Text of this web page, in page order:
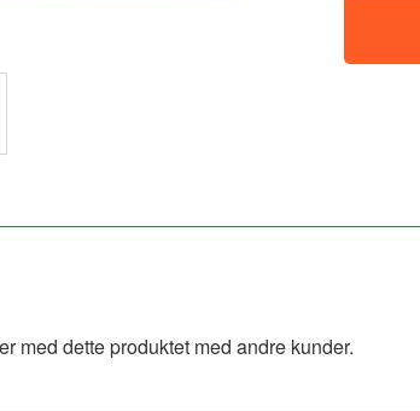
med dette produktet med andre kunder.